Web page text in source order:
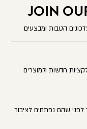
JOIN
הטבות ומבצעים
חדשות ולמוצרים
לפני שהם נפתחים לציבור